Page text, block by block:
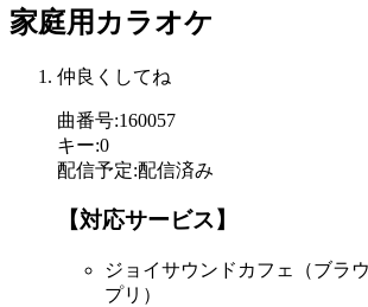
家庭用カラオケ
仲良くしてね
曲番号:160057
キー:0
配信予定:配信済み
【対応サービス】
ジョイサウンドカフェ（ブラ
プリ）